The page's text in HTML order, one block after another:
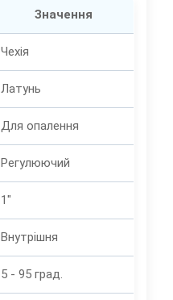
Значення
Чехія
Латунь
Для опалення
Регулюючий
1"
Внутрішня
5 - 95 град.